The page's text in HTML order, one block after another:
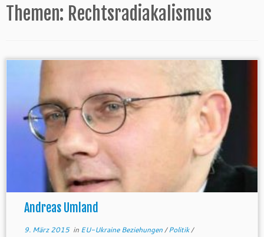
Themen: Rechtsradiakalismus
Andreas Umland
9. März 2015in EU-Ukraine Beziehungen/Politik/